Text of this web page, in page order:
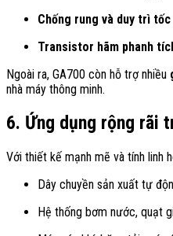
Chống rung và duy trì
Transistor hãm phanh
Ngoài ra, GA700 còn hỗ trợ nhiều
nhà máy thông minh.
6. Ứng dụng rộng rãi
Với thiết kế mạnh mẽ và tính linh
Dây chuyền sản xuất tự
Hệ thống bơm nước, quạt